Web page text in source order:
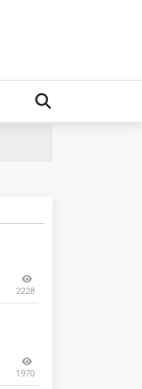
2228
1970